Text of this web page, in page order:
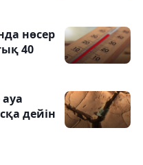
нөсер
40
дейін